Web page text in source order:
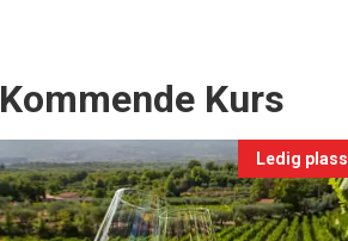
Events
Kommende Kurs
Ledig plass